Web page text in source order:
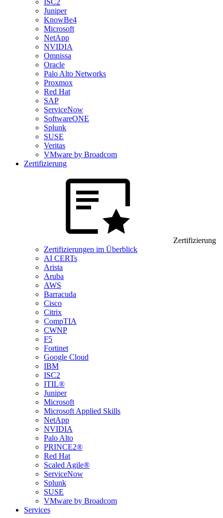
ISC2
Juniper
KnowBe4
Microsoft
NetApp
NVIDIA
Omnissa
Oracle
Palo Alto Networks
Proxmox
Red Hat
SAP
ServiceNow
SoftwareONE
Splunk
SUSE
Veritas
VMware by Broadcom
Zertifizierung
Zertifizierung
Zertifizierungen im Überblick
AI CERTs
Arista
Aruba
AWS
Barracuda
Cisco
Citrix
CompTIA
CWNP
F5
Fortinet
Google Cloud
IBM
ISC2
ITIL®
Juniper
Microsoft
Microsoft Applied Skills
NetApp
NVIDIA
Palo Alto
PRINCE2®
Red Hat
Scaled Agile®
ServiceNow
Splunk
SUSE
VMware by Broadcom
Services